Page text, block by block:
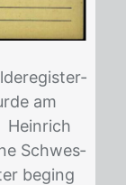
am
Hein­rich
Schwes­
be­ging